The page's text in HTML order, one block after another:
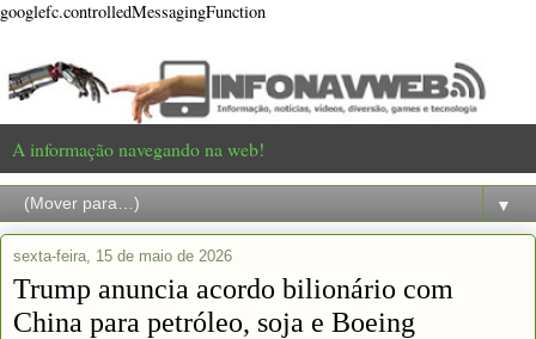
googlefc.controlledMessagingFunction
A informação navegando na web!
▼
sexta-feira, 15 de maio de 2026
Trump anuncia acordo bilionário com
China para petróleo, soja e Boeing